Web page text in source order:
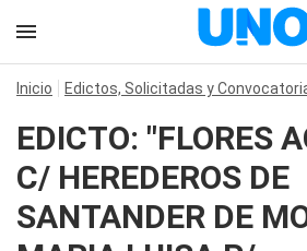
Inicio Edictos, Solicitadas y
EDICTO: "FLORES
C/ HEREDEROS DE
SANTANDER DE